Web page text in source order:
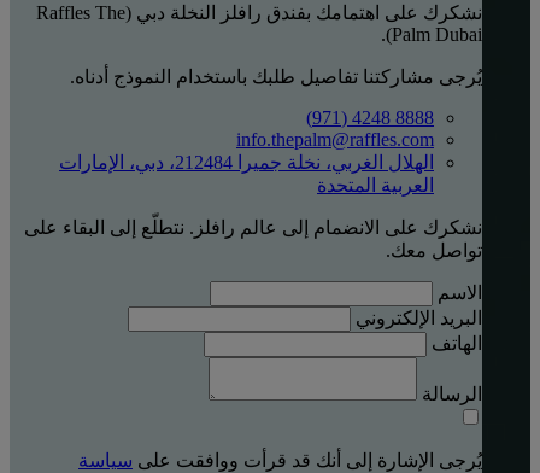
نشكرك على اهتمامك بفندق رافلز النخلة دبي (Raffles The
Palm Dubai).
يُرجى مشاركتنا تفاصيل طلبك باستخدام النموذج أدناه.
8888 4248 (971)
info.thepalm@raffles.com
الهلال الغربي، نخلة جميرا 212484، دبي، الإمارات
العربية المتحدة
نشكرك على الانضمام إلى عالم رافلز. نتطلّع إلى البقاء على
تواصل معك.
الاسم
البريد الإلكتروني
الهاتف
الرسالة
يُرجى الإشارة إلى أنك قد قرأت ووافقت على سياسة